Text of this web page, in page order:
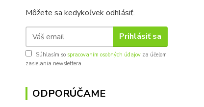
Môžete sa kedykoľvek odhlásiť.
Prihlásiť sa
Súhlasím so spracovaním osobných údajov za účelom
zasielania newslettera.
ODPORÚČAME